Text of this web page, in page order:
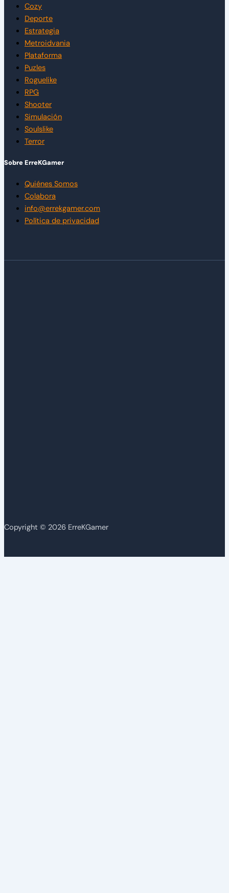
Cozy
Deporte
Estrategia
Metroidvania
Plataforma
Puzles
Roguelike
RPG
Shooter
Simulación
Soulslike
Terror
Sobre ErreKGamer
Quiénes Somos
Colabora
info@errekgamer.com
Política de privacidad
Copyright © 2026 ErreKGamer